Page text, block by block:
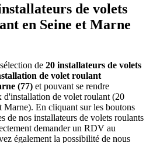
de volets
en Seine et Marne
de 20 installateurs de volets
de volet roulant
(77) et pouvant se rendre
d'installation de volet roulant (20
Marne). En cliquant sur les boutons
de nos installateurs de volets roulants
demander un RDV au
également la possibilité de nous